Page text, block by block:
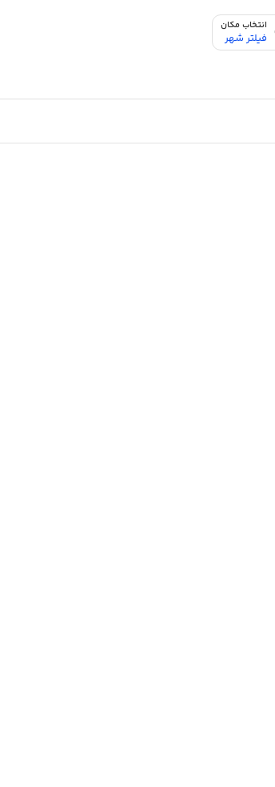
انتخاب مکان
فیلتر شهر